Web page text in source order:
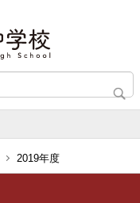
2019年度